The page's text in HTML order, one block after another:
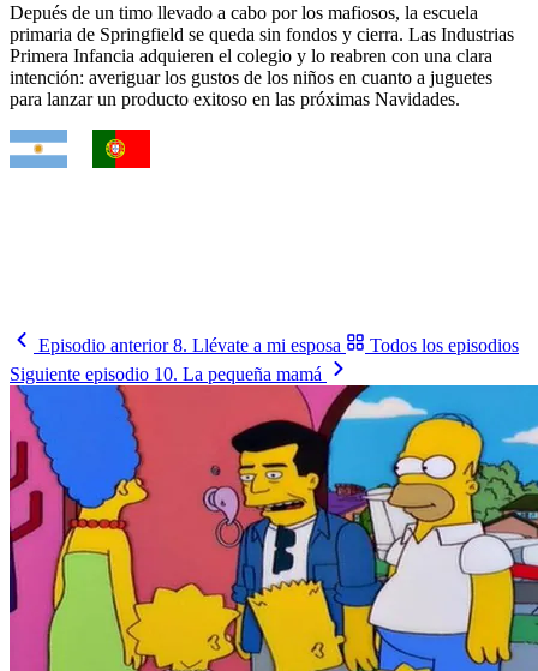
Depués de un timo llevado a cabo por los mafiosos, la escuela
primaria de Springfield se queda sin fondos y cierra. Las Industrias
Primera Infancia adquieren el colegio y lo reabren con una clara
intención: averiguar los gustos de los niños en cuanto a juguetes
para lanzar un producto exitoso en las próximas Navidades.
Episodio anterior8. Llévate a mi esposa
Todos los episodios
Siguiente episodio 10. La pequeña mamá